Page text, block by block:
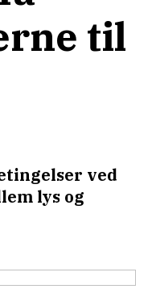
til
ved
lys og